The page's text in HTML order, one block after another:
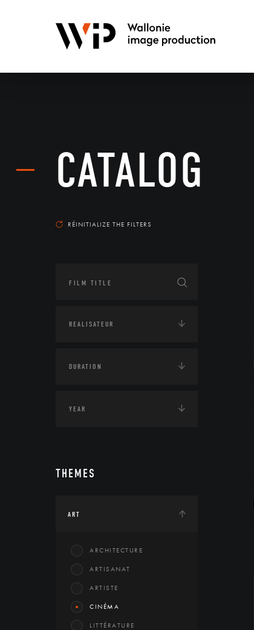
CATALOG
RÉINITIALIZE THE FILTERS
THEMES
ART
ARCHITECTURE
ARTISANAT
ARTISTE
CINÉMA
LITTÉRATURE